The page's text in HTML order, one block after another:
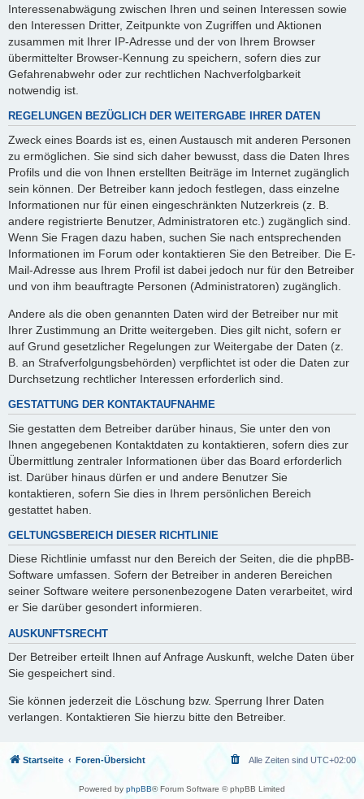
Interessenabwägung zwischen Ihren und seinen Interessen sowie
den Interessen Dritter, Zeitpunkte von Zugriffen und Aktionen
zusammen mit Ihrer IP-Adresse und der von Ihrem Browser
übermittelter Browser-Kennung zu speichern, sofern dies zur
Gefahrenabwehr oder zur rechtlichen Nachverfolgbarkeit
notwendig ist.
REGELUNGEN BEZÜGLICH DER WEITERGABE IHRER DATEN
Zweck eines Boards ist es, einen Austausch mit anderen Personen
zu ermöglichen. Sie sind sich daher bewusst, dass die Daten Ihres
Profils und die von Ihnen erstellten Beiträge im Internet zugänglich
sein können. Der Betreiber kann jedoch festlegen, dass einzelne
Informationen nur für einen eingeschränkten Nutzerkreis (z. B.
andere registrierte Benutzer, Administratoren etc.) zugänglich sind.
Wenn Sie Fragen dazu haben, suchen Sie nach entsprechenden
Informationen im Forum oder kontaktieren Sie den Betreiber. Die E-
Mail-Adresse aus Ihrem Profil ist dabei jedoch nur für den Betreiber
und von ihm beauftragte Personen (Administratoren) zugänglich.
Andere als die oben genannten Daten wird der Betreiber nur mit
Ihrer Zustimmung an Dritte weitergeben. Dies gilt nicht, sofern er
auf Grund gesetzlicher Regelungen zur Weitergabe der Daten (z.
B. an Strafverfolgungsbehörden) verpflichtet ist oder die Daten zur
Durchsetzung rechtlicher Interessen erforderlich sind.
GESTATTUNG DER KONTAKTAUFNAHME
Sie gestatten dem Betreiber darüber hinaus, Sie unter den von
Ihnen angegebenen Kontaktdaten zu kontaktieren, sofern dies zur
Übermittlung zentraler Informationen über das Board erforderlich
ist. Darüber hinaus dürfen er und andere Benutzer Sie
kontaktieren, sofern Sie dies in Ihrem persönlichen Bereich
gestattet haben.
GELTUNGSBEREICH DIESER RICHTLINIE
Diese Richtlinie umfasst nur den Bereich der Seiten, die die phpBB-
Software umfassen. Sofern der Betreiber in anderen Bereichen
seiner Software weitere personenbezogene Daten verarbeitet, wird
er Sie darüber gesondert informieren.
AUSKUNFTSRECHT
Der Betreiber erteilt Ihnen auf Anfrage Auskunft, welche Daten über
Sie gespeichert sind.
Sie können jederzeit die Löschung bzw. Sperrung Ihrer Daten
verlangen. Kontaktieren Sie hierzu bitte den Betreiber.
Startseite Foren-Übersicht Alle Zeiten sind UTC+02:00
Powered by phpBB® Forum Software © phpBB Limited